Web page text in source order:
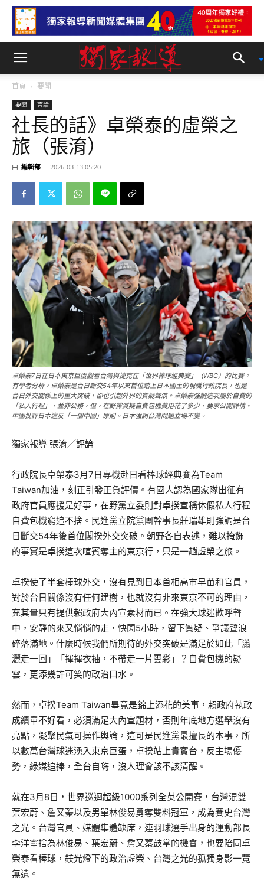
首頁 要聞
要聞 言論
社長的話》卓榮泰的虛榮之
旅（張淯）
由 編輯部 - 2026-03-13 05:20
卓榮泰7日在日本東京巨蛋觀看台灣與捷克在「世界棒球經典賽」（WBC）的比賽。
有學者分析，卓榮泰是台日斷交54年以來首位踏上日本國土的現職行政院長，也是
台日外交關係上的重大突破，卻也引起外界的質疑聲浪。卓榮泰強調這次屬於自費的
「私人行程」，並非公務，但，在野黨質疑自費包機費用花了多少，要求公開詳情。
中國批評日本違反「一個中國」原則。日本強調台灣問題立場不變。
獨家報導 張淯／評論
行政院長卓榮泰3月7日專機赴日看棒球經典賽為Team
Taiwan加油，刻正引發正負評價。有國人認為國家隊出征有
政府官員應援是好事，在野黨立委則對卓揆宣稱休假私人行程
自費包機窮追不捨。民進黨立院黨團幹事長莊瑞雄則強調是台
日斷交54年後首位閣揆外交突破。朝野各自表述，難以掩飾
的事實是卓揆這次喧賓奪主的東京行，只是一趟虛榮之旅。
卓揆使了半套棒球外交，沒有見到日本首相高市早苗和官員，
對於台日關係沒有任何建樹，也就沒有非來東京不可的理由，
充其量只有提供賴政府大內宣素材而已。在強大球迷歡呼聲
中，安靜的來又悄悄的走，快閃5小時，留下質疑、爭議聲浪
碎落滿地。什麼時候我們所期待的外交突破是滿足於如此「瀟
灑走一回」「揮揮衣袖，不帶走一片雲彩」？自費包機的疑
雲，更添幾許可笑的政治口水。
然而，卓揆Team Taiwan畢竟是錦上添花的美事，賴政府執政
成績單不好看，必須滿足大內宣題材，否則年底地方選舉沒有
亮點，凝聚民氣可操作輿論，這可是民進黨最擅長的本事，所
以數萬台灣球迷湧入東京巨蛋，卓揆站上貴賓台，反主場優
勢，綠媒追捧，全台自嗨，沒人理會該不該清醒。
就在3月8日，世界巡迴超級1000系列全英公開賽，台灣混雙
葉宏蔚、詹又蓁以及男單林俊易勇奪雙料冠軍，成為賽史台灣
之光。台灣官員、媒體集體缺席，連羽球選手出身的運動部長
李洋寧捨為林俊易、葉宏蔚、詹又蓁鼓掌的機會，也要陪同卓
榮泰看棒球，鎂光燈下的政治虛榮、台灣之光的孤獨身影一覽
無遺。